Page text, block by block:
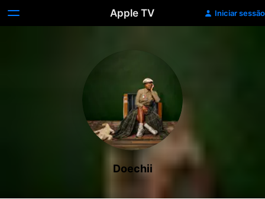
Apple TV Iniciar sessão
Doechii